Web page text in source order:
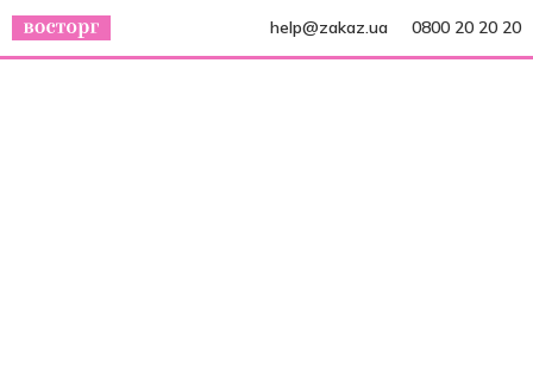
help@zakaz.ua 0800 20 20 20